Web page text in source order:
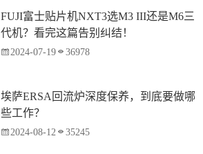
FUJI富士贴片机NXT3选M3 III还是M6三
代机？看完这篇告别纠结！
2024-07-19 36978
埃萨ERSA回流炉深度保养，到底要做哪
些工作？
2024-08-12 35245